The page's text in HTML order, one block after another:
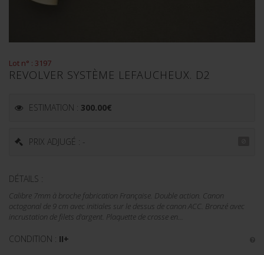
Lot n° : 3197
REVOLVER SYSTÈME LEFAUCHEUX. D2
ESTIMATION : 300.00€
PRIX ADJUGÉ : -
DÉTAILS :
Calibre 7mm à broche fabrication Française. Double action. Canon
octogonal de 9 cm avec initiales sur le dessus de canon ACC. Bronzé avec
incrustation de filets d'argent. Plaquette de crosse en...
CONDITION : II+